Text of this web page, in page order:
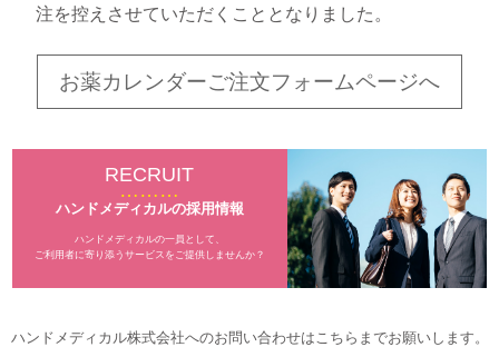
お問い合わせ
プライバシーポリシー
注を控えさせていただくこととなりました。
お薬カレンダーご注文フォームページへ
RECRUIT
ハンドメディカルの採用情報
ハンドメディカルの一員として、
ご利用者に寄り添うサービスをご提供しませんか？
ハンドメディカル株式会社へのお問い合わせはこちらまでお願いします。